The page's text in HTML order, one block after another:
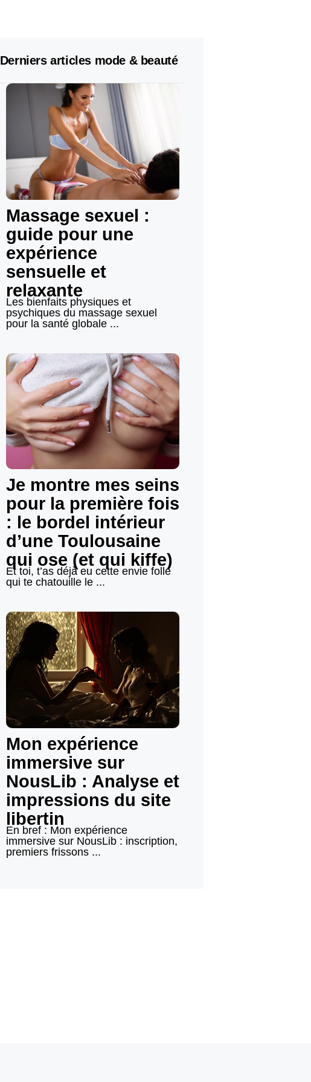
Derniers articles mode & beauté
Massage sexuel :
guide pour une
expérience
sensuelle et
relaxante
Les bienfaits physiques et
psychiques du massage sexuel
pour la santé globale ...
Je montre mes seins
pour la première fois
: le bordel intérieur
d’une Toulousaine
qui ose (et qui kiffe)
Et toi, t’as déjà eu cette envie folle
qui te chatouille le ...
Mon expérience
immersive sur
NousLib : Analyse et
impressions du site
libertin
En bref : Mon expérience
immersive sur NousLib : inscription,
premiers frissons ...